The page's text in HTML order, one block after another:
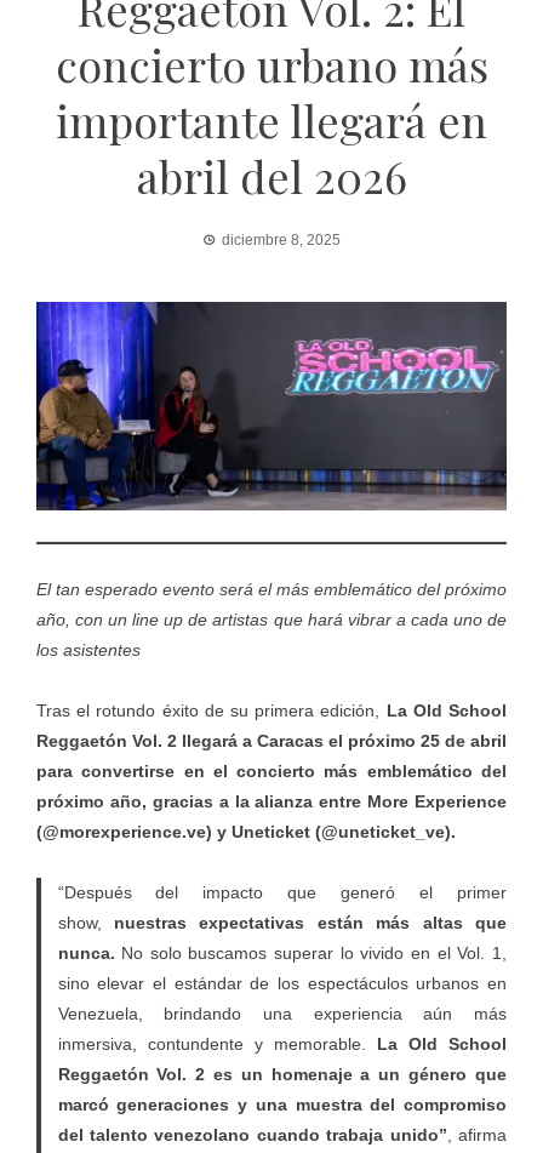
concierto urbano más
importante llegará en
abril del 2026
diciembre 8, 2025
El tan esperado evento será el más emblemático del próximo
año, con un line up de artistas que hará vibrar a cada uno de
los asistentes
Tras el rotundo éxito de su primera edición, La Old School
Reggaetón Vol. 2 llegará a Caracas el próximo 25 de abril
para convertirse en el concierto más emblemático del
próximo año, gracias a la alianza entre More Experience
(@morexperience.ve) y Uneticket (@uneticket_ve).
“Después del impacto que generó el primer
show, nuestras expectativas están más altas que
nunca. No solo buscamos superar lo vivido en el Vol. 1,
sino elevar el estándar de los espectáculos urbanos en
Venezuela, brindando una experiencia aún más
inmersiva, contundente y memorable. La Old School
Reggaetón Vol. 2 es un homenaje a un género que
marcó generaciones y una muestra del compromiso
del talento venezolano cuando trabaja unido” , afirma